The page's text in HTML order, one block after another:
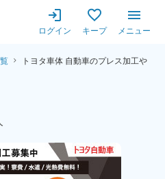
ログイン キープ メニュー
トヨタ車体 自動車のプレス加工や
定】【最短翌